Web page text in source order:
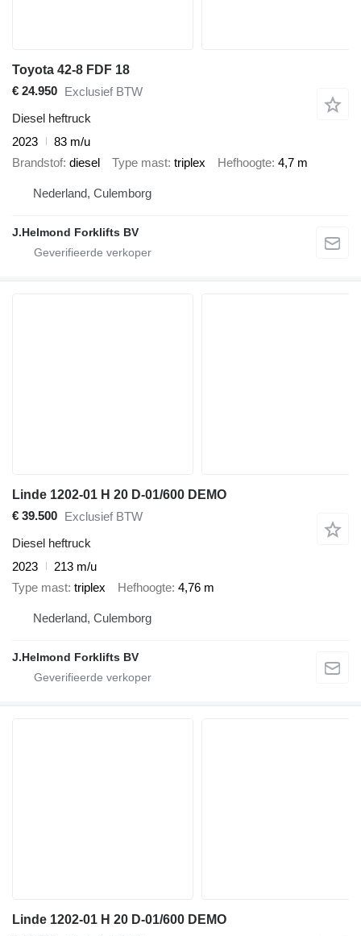
Toyota 42-8 FDF 18
€ 24.950 Exclusief BTW
Diesel heftruck
2023
83 m/u
Brandstof diesel Type mast triplex Hefhoogte 4,7 m
Nederland, Culemborg
J.Helmond Forklifts BV
Linde 1202-01 H 20 D-01/600 DEMO
€ 39.500
Exclusief BTW
Diesel heftruck
2023
213 m/u
Type mast triplex Hefhoogte 4,76 m
Nederland, Culemborg
J.Helmond Forklifts BV
Linde 1202-01 H 20 D-01/600 DEMO